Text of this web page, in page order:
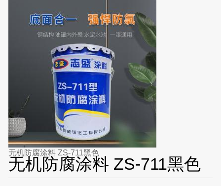
无机防腐涂料 ZS-711黑色
无机防腐涂料 ZS-711黑色